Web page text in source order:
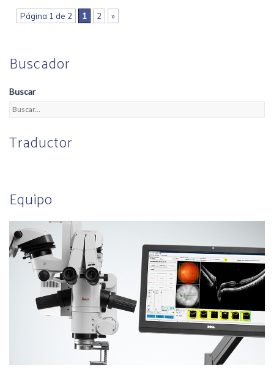
Página 1 de 2 1 2 »
Buscador
Buscar
Traductor
Equipo